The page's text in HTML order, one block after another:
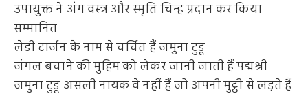
उपायुक्त ने अंग वस्त्र और स्मृति चिन्ह प्रदान कर किया
सम्मानित
लेडी टार्जन के नाम से चर्चित हैं जमुना टुडू
जंगल बचाने की मुहिम को लेकर जानी जाती हैं पद्मश्री
जमुना टुडू असली नायक वे नहीं हैं जो अपनी मुट्ठी से लड़ते हैं